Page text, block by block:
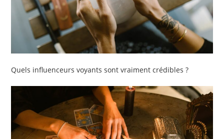
Quels influenceurs voyants sont vraiment crédibles ?